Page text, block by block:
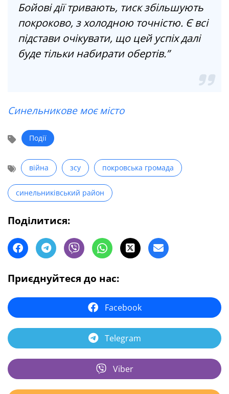
Бойові дії тривають, тиск збільшують
покроково, з холодною точністю. Є всі
підстави очікувати, що цей успіх далі
буде тільки набирати обертів.”
Синельникове моє місто
Події
війна зсу покровська громада
синельниківський район
Поділитися:
Приєднуйтеся до нас:
Facebook
Telegram
Viber